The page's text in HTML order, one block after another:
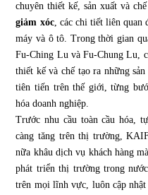
chuyên thiết kế, sản xuất và
giảm xóc, các chi tiết liên quan
máy và ô tô. Trong thời gian
Fu-Ching Lu và Fu-Chung Lu,
thiết kế và chế tạo ra những
tiên tiến trên thế giới, từng
hóa doanh nghiệp.
Trước nhu cầu toàn cầu hóa,
càng tăng trên thị trường,
nữa khâu dịch vụ khách hàng
phát triển thị trường trong
trên mọi lĩnh vực, luôn cập